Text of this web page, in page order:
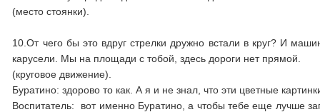
(место стоянки).
10.От чего бы это вдруг стрелки дружно встали в круг? И
карусели. Мы на площади с тобой, здесь дороги нет прямой.
(круговое движение).
Буратино: здорово то как. А я и не знал, что эти цветные
Воспитатель: вот именно Буратино, а чтобы тебе еще лучше